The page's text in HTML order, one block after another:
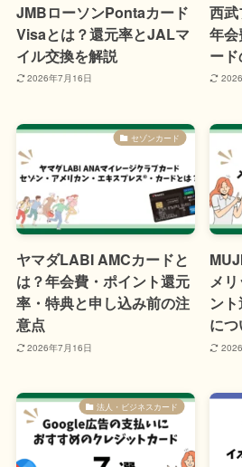
JMBローソンPontaカード
Visaとは？還元率とJALマ
イル交換を解説
2026年7月16日
西武
年
ー
セゾンカード
ヤマダLABI AMCカードと
は？年会費・ポイント還元
率・特典と申し込み前の注
意点
2026年7月16日
メ
ン
に
法人・ビジネスカード